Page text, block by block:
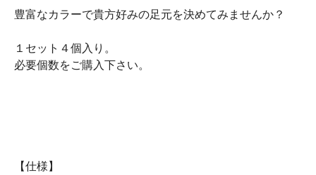
豊富なカラーで貴方好みの足元を決めてみませんか？
１セット４個入り。
必要個数をご購入下さい。
【仕様】